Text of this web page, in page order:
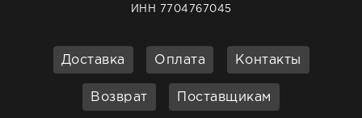
ИНН 7704767045
Доставка Оплата Контакты
Возврат Поставщикам